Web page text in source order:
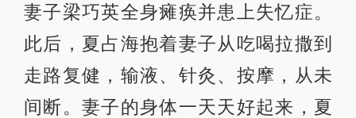
妻子梁巧英全身瘫痪并患上失忆症。
此后，夏占海抱着妻子从吃喝拉撒到
走路复健，输液、针灸、按摩，从未
间断。妻子的身体一天天好起来，夏